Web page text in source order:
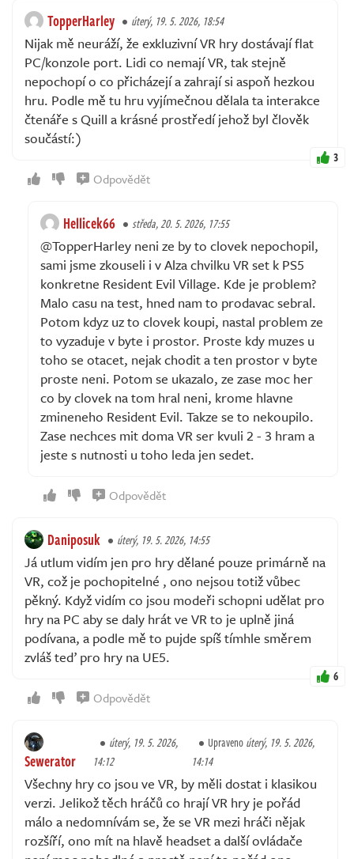
TopperHarley úterý, 19. 5. 2026, 18:54
Nijak mě neuráží, že exkluzivní VR hry dostávají flat
PC/konzole port. Lidi co nemají VR, tak stejně
nepochopí o co přicházejí a zahrají si aspoň hezkou
hru. Podle mě tu hru vyjímečnou dělala ta interakce
čtenáře s Quill a krásné prostředí jehož byl člověk
součástí:)
3
Odpovědět
Hellicek66 středa, 20. 5. 2026, 17:55
@TopperHarley neni ze by to clovek nepochopil,
sami jsme zkouseli i v Alza chvilku VR set k PS5
konkretne Resident Evil Village. Kde je problem?
Malo casu na test, hned nam to prodavac sebral.
Potom kdyz uz to clovek koupi, nastal problem ze
to vyzaduje v byte i prostor. Proste kdy muzes u
toho se otacet, nejak chodit a ten prostor v byte
proste neni. Potom se ukazalo, ze zase moc her
co by clovek na tom hral neni, krome hlavne
zmineneho Resident Evil. Takze se to nekoupilo.
Zase nechces mit doma VR ser kvuli 2 - 3 hram a
jeste s nutnosti u toho leda jen sedet.
Odpovědět
Daniposuk úterý, 19. 5. 2026, 14:55
Já utlum vidím jen pro hry dělané pouze primárně na
VR, což je pochopitelné , ono nejsou totiž vůbec
pěkný. Když vidím co jsou modeři schopni udělat pro
hry na PC aby se daly hrát ve VR to je uplně jiná
podívana, a podle mě to pujde spíš tímhle směrem
zvláš teď pro hry na UE5.
6
Odpovědět
Sewerator
úterý, 19. 5. 2026,
14:12
Upravenoúterý, 19. 5. 2026,
14:14
Všechny hry co jsou ve VR, by měli dostat i klasikou
verzi. Jelikož těch hráčů co hrají VR hry je pořád
málo a nedomnívám se, že se VR mezi hráči nějak
rozšíří, ono mít na hlavě headset a další ovládače